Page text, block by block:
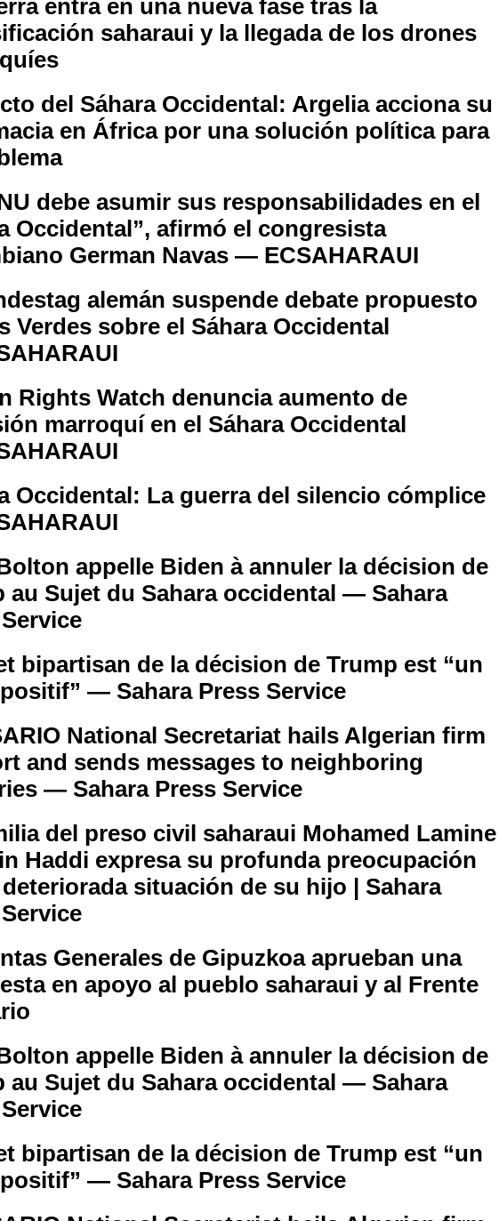
entra en una nueva fase tras la
saharaui y la llegada de los drones
del Sáhara Occidental: Argelia acciona su
en África por una solución política para
debe asumir sus responsabilidades en el
Occidental”, afirmó el congresista
German Navas — ECSAHARAUI
alemán suspende debate propuesto
Verdes sobre el Sáhara Occidental
Rights Watch denuncia aumento de
marroquí en el Sáhara Occidental
Occidental: La guerra del silencio cómplice
appelle Biden à annuler la décision de
au Sujet du Sahara occidental — Sahara
bipartisan de la décision de Trump est “un
— Sahara Press Service
National Secretariat hails Algerian firm
and sends messages to neighboring
— Sahara Press Service
del preso civil saharaui Mohamed Lamine
Haddi expresa su profunda preocupación
situación de su hijo | Sahara
Generales de Gipuzkoa aprueban una
en apoyo al pueblo saharaui y al Frente
appelle Biden à annuler la décision de
au Sujet du Sahara occidental — Sahara
bipartisan de la décision de Trump est “un
— Sahara Press Service